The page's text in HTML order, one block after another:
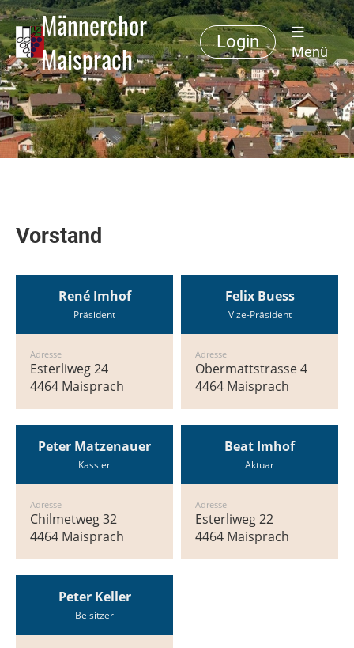
Männerchor
Maisprach
Login
Menü
Vorstand
René Imhof
Präsident
Adresse
Esterliweg 24
4464 Maisprach
Felix Buess
Vize-Präsident
Adresse
Obermattstrasse 4
4464 Maisprach
Peter Matzenauer
Kassier
Adresse
Chilmetweg 32
4464 Maisprach
Beat Imhof
Aktuar
Adresse
Esterliweg 22
4464 Maisprach
Peter Keller
Beisitzer